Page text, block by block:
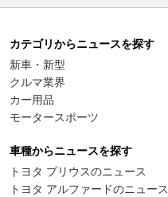
カテゴリからニュースを探す
新車・新型
クルマ業界
カー用品
モータースポーツ
車種からニュースを探す
トヨタ プリウスのニュース
トヨタ アルファードのニュース